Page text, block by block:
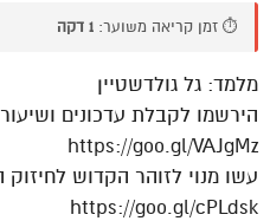
⏱️ זמן קריאה משוער: 1 דקה
מלמד: גל גולדשטיין
הירשמו לקבלת עדכונים
https://goo.gl/VAJgMz
עשו מנוי לזוהר הקדוש לחיזוק
https://goo.gl/cPLdsk